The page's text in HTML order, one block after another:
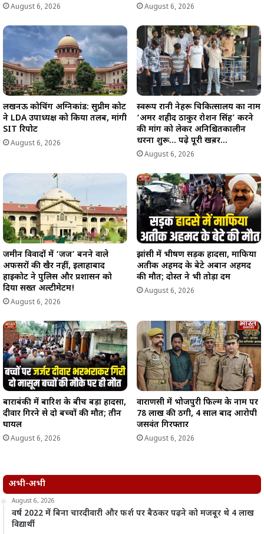
August 6, 2026 August 6, 2026
लखनऊ कोचिंग अग्निकांड: सुप्रीम कोर्ट
ने LDA उपाध्यक्ष को किया तलब, मांगी
SIT रिपोर्ट
August 6, 2026
स्वरूप रानी नेहरू चिकित्सालय का नाम
‘अमर शहीद ठाकुर रोशन सिंह’ करने
की मांग को लेकर अनिश्चितकालीन
धरना शुरू… पढ़े पूरी खब़र…
August 6, 2026
जमीन विवादों में ‘जज’ बनने वाले
अफसरों की खैर नहीं, इलाहाबाद
हाईकोर्ट ने पुलिस और प्रशासन को
दिया सख्त अल्टीमेटम!
August 6, 2026
झांसी में भीषण सड़क हादसा, माफिया
अतीक अहमद के बेटे अबान अहमद
की मौत; दोस्त ने भी तोड़ा दम
August 6, 2026
बाराबंकी में बारिश के बीच बड़ा हादसा,
दीवार गिरने से दो बच्चों की मौत; तीन
घायल
August 6, 2026
वाराणसी में भोजपुरी फिल्म के नाम पर
78 लाख की ठगी, 4 साल बाद आरोपी
जसवंत गिरफ्तार
August 6, 2026
अभी-अभी
August 6, 2026
वर्ष 2022 में बिना चारदीवारी और फर्श पर बैठकर पढ़ने को मजबूर थे 4 लाख
विद्यार्थी